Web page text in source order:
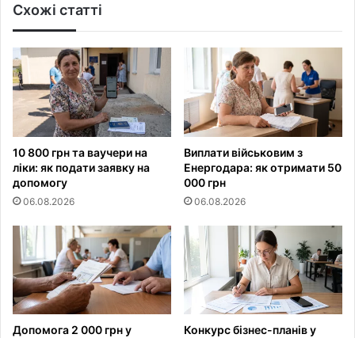
Схожі статті
10 800 грн та ваучери на
ліки: як подати заявку на
допомогу
06.08.2026
Виплати військовим з
Енергодара: як отримати 50
000 грн
06.08.2026
Допомога 2 000 грн у
Конкурс бізнес-планів у